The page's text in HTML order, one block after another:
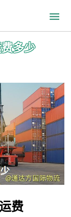
多少
费